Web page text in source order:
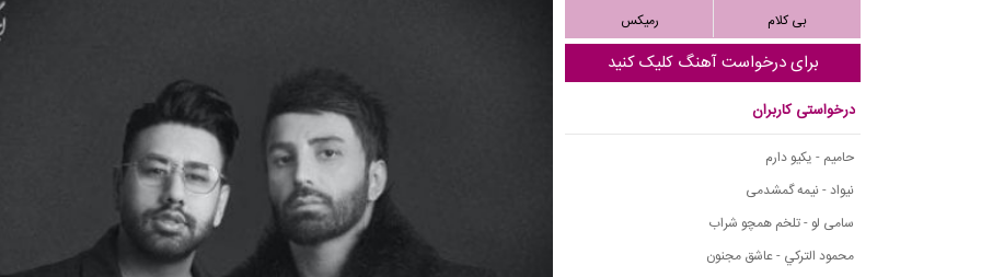
بی کلام
رمیکس
برای درخواست آهنگ کلیک کنید
درخواستی کاربران
حامیم - یکیو دارم
نیواد - نیمه گمشدمی
سامی لو - تلخم همچو شراب
محمود التركي - عاشق مجنون